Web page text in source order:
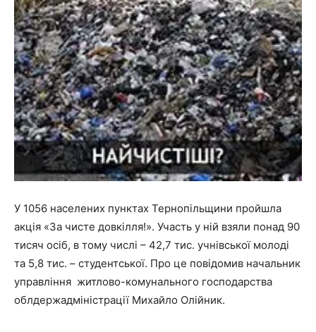
У 1056 населених пунктах Тернопільщини пройшла
акція «За чисте довкілля!». Участь у ній взяли понад 90
тисяч осіб, в тому числі – 42,7 тис. учнівської молоді
та 5,8 тис. – студентської. Про це повідомив начальник
управління житлово-комунального господарства
облдержадміністрації Михайло Олійник.